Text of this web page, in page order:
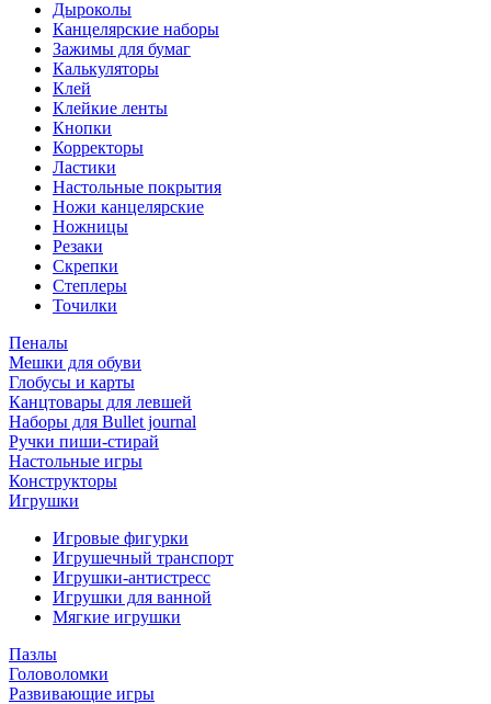
Дыроколы
Канцелярские наборы
Зажимы для бумаг
Калькуляторы
Клей
Клейкие ленты
Кнопки
Корректоры
Ластики
Настольные покрытия
Ножи канцелярские
Ножницы
Резаки
Скрепки
Степлеры
Точилки
Пеналы
Мешки для обуви
Глобусы и карты
Канцтовары для левшей
Наборы для Bullet journal
Ручки пиши-стирай
Настольные игры
Конструкторы
Игрушки
Игровые фигурки
Игрушечный транспорт
Игрушки-антистресс
Игрушки для ванной
Мягкие игрушки
Пазлы
Головоломки
Развивающие игры